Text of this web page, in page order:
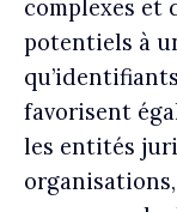
complexes et
potentiels à
favorisent
les entités